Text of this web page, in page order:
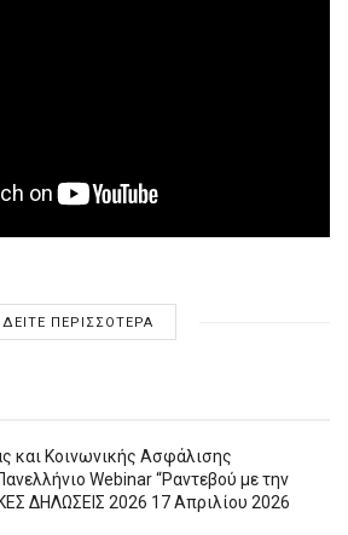
ΔΕΙΤΕ ΠΕΡΙΣΣΟΤΕΡΑ
και Κοινωνικής Ασφάλισης
Webinar “Ραντεβού με την
ΔΗΛΩΣΕΙΣ 2026 17 Απριλίου 2026